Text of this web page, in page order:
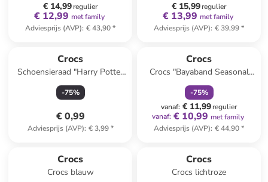
€ 14,99regulier
€ 12,99 met family
Adviesprijs (AVP): € 43,90*
€ 15,99regulier
€ 13,99 met family
Adviesprijs (AVP): € 39,99*
Crocs
Schoensieraad "Harry Potter
Hufflepuff House" geel/blauw
-75%
€ 0,99
Adviesprijs (AVP): € 3,99*
Crocs
Crocs "Bayaband Seasonal
Printed" grijs/zwart/rood
-75%
vanaf: € 11,99regulier
vanaf: € 10,99 met family
Adviesprijs (AVP): € 44,90*
Crocs
Crocs blauw
Crocs
Crocs lichtroze